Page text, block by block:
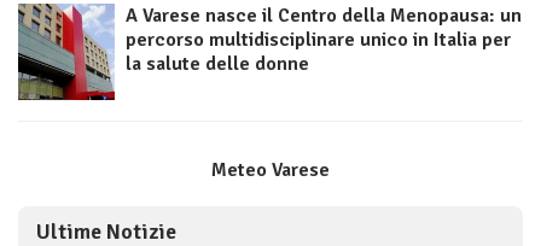
A Varese nasce il Centro della Menopausa: un
percorso multidisciplinare unico in Italia per
la salute delle donne
Meteo Varese
Ultime Notizie